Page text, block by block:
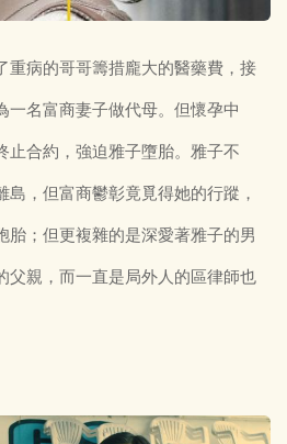
重病的哥哥籌措龐大的醫藥費，接
一名富商妻子做代母。但懷孕中
止合約，強迫雅子墮胎。雅子不
，但富商鬱彰竟覓得她的行蹤，
胎；但更複雜的是深愛著雅子的男
父親，而一直是局外人的區律師也